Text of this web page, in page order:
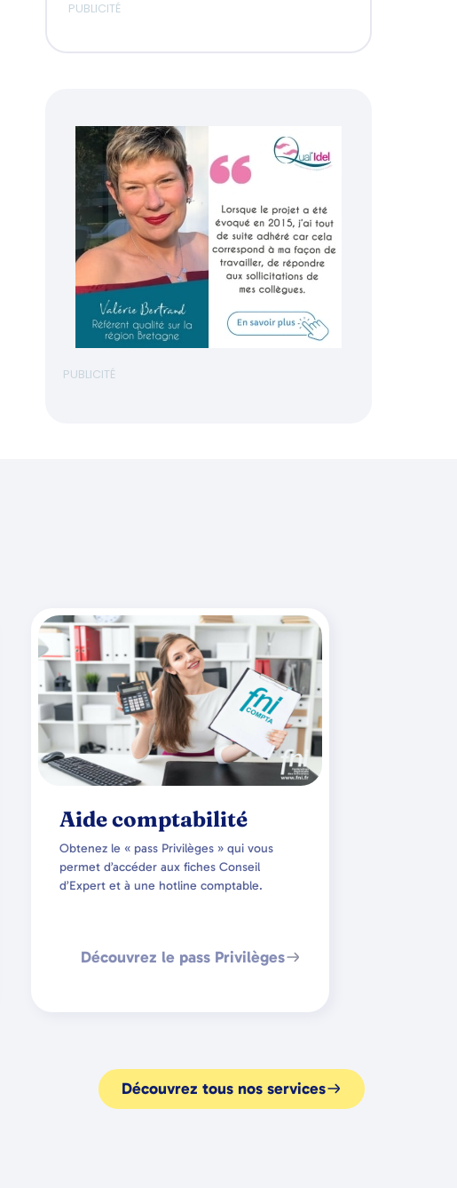
PUBLICITÉ
PUBLICITÉ
Aide comptabilité
Obtenez le « pass Privilèges » qui vous
permet d’accéder aux fiches Conseil
d’Expert et à une hotline comptable.
Découvrez le pass Privilèges
Découvrez tous nos services